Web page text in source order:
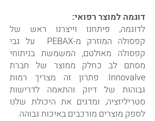
דוגמה למוצר רפואי:
לדוגמה, פיתחנו וייצרנו ראש של
קפסולה המוזרק מ-PEBAX על גבי
קפסולה מאולטם, המשמשת בניתוחי
מסתם לב כחלק ממוצר של חברת
Innovalve. פתרון זה מצריך רמות
גבוהות של דיוק והתאמה לדרישות
סטריליזציה, ומדגים את היכולת שלנו
לספק מוצרים מורכבים באיכות גבוהה.